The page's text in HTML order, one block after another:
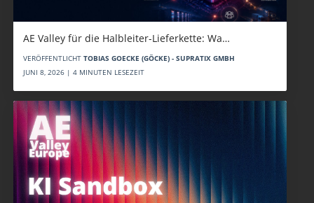
AE Valley für die Halbleiter-Lieferkette: Wa…
VERÖFFENTLICHT TOBIAS GOECKE (GÖCKE) - SUPRATIX GMBH
JUNI 8, 2026 | 4 MINUTEN LESEZEIT